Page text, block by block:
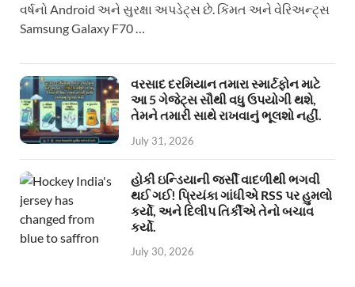
વર્ષનો Android અને સુરક્ષા અપડેટ્સ છે. કિંમત અને વેરિઅન્ટ્સ
Samsung Galaxy F70 …
વરસાદ દરમિયાન તમારા સ્માર્ટફોન માટે
આ 5 ગેજેટ્સ સૌથી વધુ ઉપયોગી થશે,
તેમને તમારી સાથે રાખવાનું ભૂલશો નહીં.
July 31, 2026
હોકી ઇન્ડિયાની જર્સી વાદળીથી ભગવી
થઈ ગઈ! પ્રિયંકા ગાંધીએ RSS પર હુમલો
કર્યો, અને દિલીપ તિર્કીએ તેનો બચાવ
કર્યો.
July 30, 2026